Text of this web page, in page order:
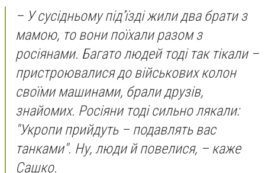
– У сусідньому під'їзді жили два брати з
мамою, то вони поїхали разом з
росіянами. Багато людей тоді так тікали –
пристроювалися до військових колон
своїми машинами, брали друзів,
знайомих. Росіяни тоді сильно лякали:
"Укропи прийдуть – подавлять вас
танками". Ну, люди й повелися, – каже
Сашко.